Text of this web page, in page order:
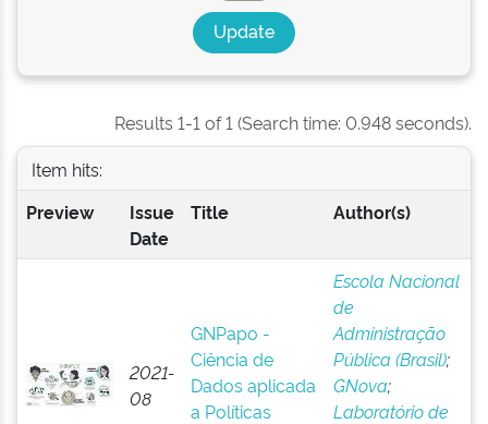
Results 1-1 of 1 (Search time: 0.948 seconds).
Item hits:
Preview
Issue
Date
Title Author(s)
2021-
08
GNPapo -
Ciência de
Dados aplicada
a Políticas
Escola Nacional
de
Administração
Pública (Brasil);
GNova;
Laboratório de